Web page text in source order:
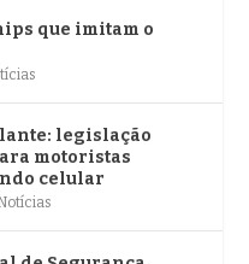
que imitam o
legislação
motoristas
celular